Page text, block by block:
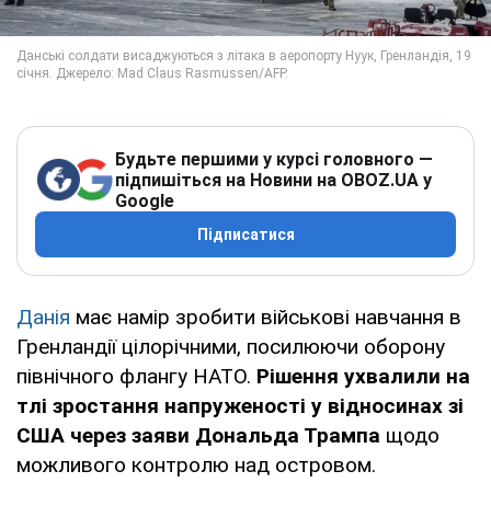
Будьте першими у курсі головного —
підпишіться на Новини на OBOZ.UA у
Google
Підписатися
Данія має намір зробити військові навчання в
Гренландії цілорічними, посилюючи оборону
північного флангу НАТО. Рішення ухвалили на
тлі зростання напруженості у відносинах зі
США через заяви Дональда Трампа щодо
можливого контролю над островом.